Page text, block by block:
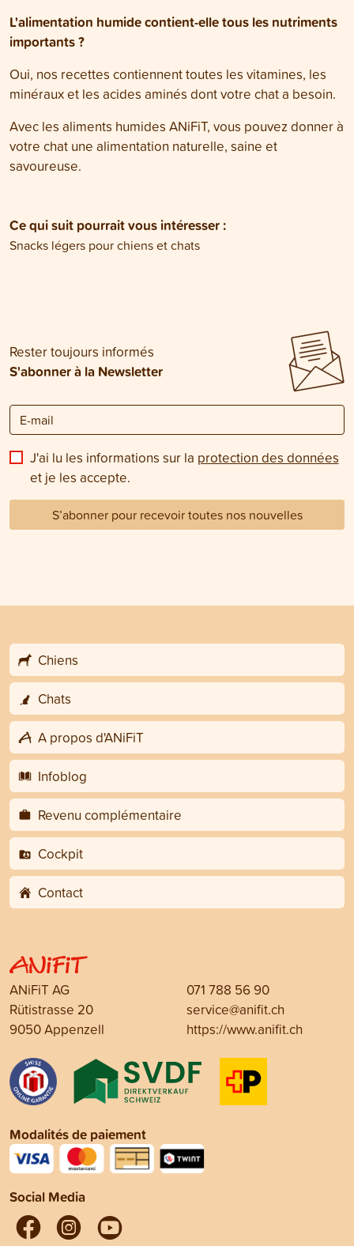
L'alimentation humide contient-elle tous les nutriments
importants ?
Oui, nos recettes contiennent toutes les vitamines, les
minéraux et les acides aminés dont votre chat a besoin.
Avec les aliments humides ANiFiT, vous pouvez donner à
votre chat une alimentation naturelle, saine et
savoureuse.
Ce qui suit pourrait vous intéresser :
Snacks légers pour chiens et chats
Rester toujours informés
S'abonner à la Newsletter
J'ai lu les informations sur la protection des données
et je les accepte.
S’abonner pour recevoir toutes nos nouvelles
Chiens
Chats
A propos d'ANiFiT
Infoblog
Revenu complémentaire
Cockpit
Contact
ANiFiT AG
Rütistrasse 20
9050 Appenzell
071 788 56 90
service@anifit.ch
https://www.anifit.ch
Modalités de paiement
Social Media